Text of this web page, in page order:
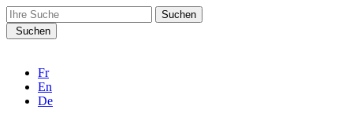
Search
for:Suchen
Fr
En
De